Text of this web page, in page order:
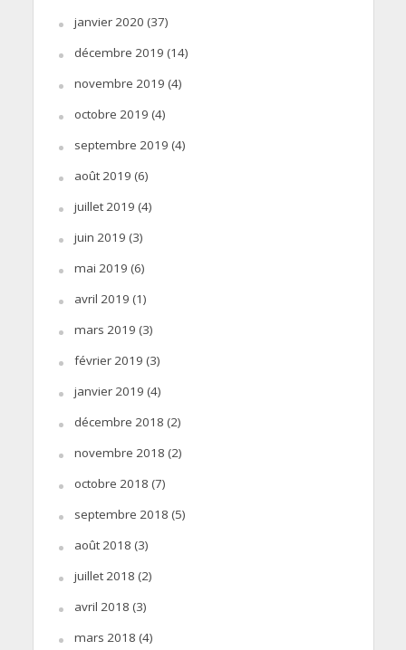
janvier 2020 (37)
décembre 2019 (14)
novembre 2019 (4)
octobre 2019 (4)
septembre 2019 (4)
août 2019 (6)
juillet 2019 (4)
juin 2019 (3)
mai 2019 (6)
avril 2019 (1)
mars 2019 (3)
février 2019 (3)
janvier 2019 (4)
décembre 2018 (2)
novembre 2018 (2)
octobre 2018 (7)
septembre 2018 (5)
août 2018 (3)
juillet 2018 (2)
avril 2018 (3)
mars 2018 (4)